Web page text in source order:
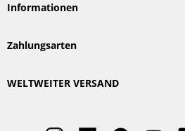
Informationen
Zahlungsarten
WELTWEITER VERSAND